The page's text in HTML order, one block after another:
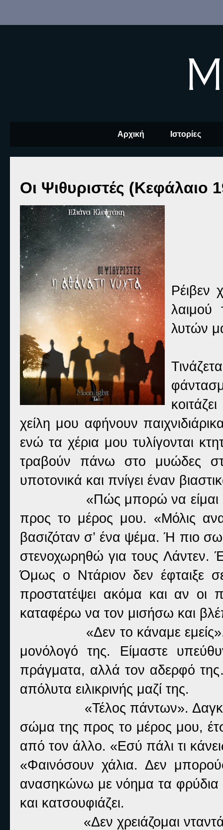
Αρχική Ιστορίες
Οι Ψιθυριστές (Κεφάλαιο
Ρέιβεν
λυτών
χείλη μου αφήνουν
ενώ τα χέρια μου τυλίγονται
τραβούν πάνω στο μυώδες
υποτονικά και πνίγει έναν
«Πώς μπορώ να είμαι
προς το μέρος μου. «Μόλις
βασιζόταν σ’ ένα ψέμα. Ή πιο
στενοχωρηθώ για τους Λάντεν.
Όμως ο Ντάριον δεν έφταιξε
προστατέψει ακόμα και αν οι
καταφέρω να τον μισήσω και
«Δεν το κάναμε
μονόλογό της. Είμαστε
πράγματα, αλλά τον αδερφό
απόλυτα ειλικρινής μαζί της.
«Τέλος πάντων».
σώμα της προς το μέρος μου,
από τον άλλο. «Εσύ πάλι τι
«Φαινόσουν χάλια. Δεν
ανασηκώνω με νόημα τα φρύδια
και κατσουφιάζει.
«Δεν χρειάζομαι